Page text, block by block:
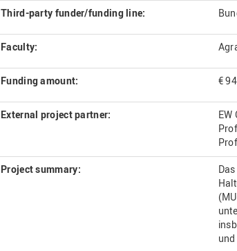
Third-party funder/funding line:
Faculty:
Funding amount: €
External project partner:
Project summary: